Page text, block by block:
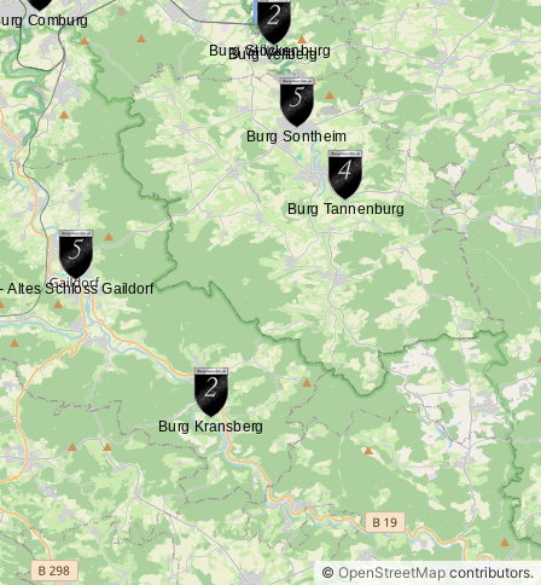
©OpenStreetMap contributors.